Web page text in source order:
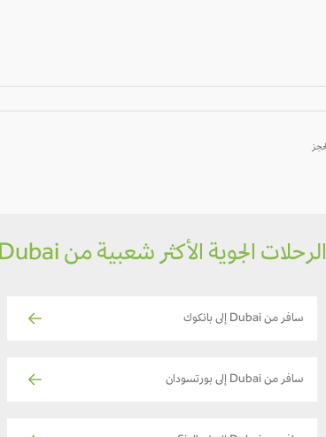
الرحلات الجوية الأكثر شعبية من Dubai
سافر من Dubai إلى بانكوك
سافر من Dubai إلى بورتسودان